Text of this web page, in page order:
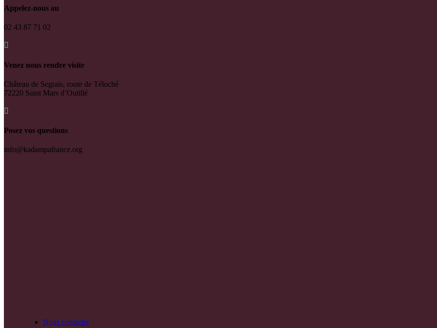
Appelez-nous au
02 43 87 71 02

Venez nous rendre visite
Château de Segrais, route de Téloché
72220 Saint Mars d’Outillé

Posez vos questions
info@kadampafrance.org
Nous contacter